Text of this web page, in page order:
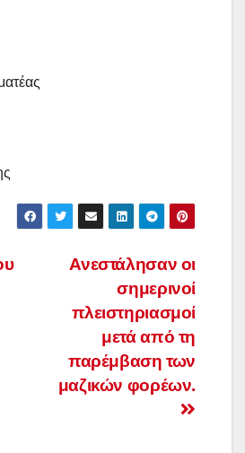
Ανεστάλησαν οι
σημερινοί
πλειστηριασμοί
μετά από τη
παρέμβαση των
μαζικών φορέων.